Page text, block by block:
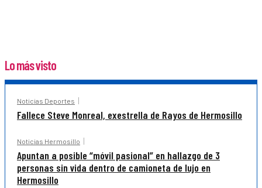
Lo más visto
Noticias Deportes
Fallece Steve Monreal, exestrella de Rayos de Hermosillo
Noticias Hermosillo
Apuntan a posible “móvil pasional” en hallazgo de 3
personas sin vida dentro de camioneta de lujo en
Hermosillo